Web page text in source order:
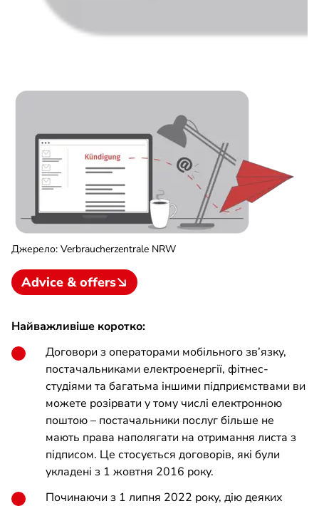
Джерело: Verbraucherzentrale NRW
Advice & offers
Найважливіше коротко:
Договори з операторами мобільного зв’язку,
постачальниками електроенергії, фітнес-
студіями та багатьма іншими підприємствами ви
можете розірвати у тому числі електронною
поштою – постачальники послуг більше не
мають права наполягати на отримання листа з
підписом. Це стосується договорів, які були
укладені з 1 жовтня 2016 року.
Починаючи з 1 липня 2022 року, дію деяких